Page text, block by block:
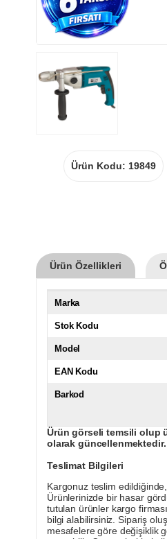
Ürün Kodu: 19849
Ürün Özellikleri
Marka
Stok Kodu
Model
EAN Kodu
Barkod
Ürün görseli temsili olup
olarak
Teslimat Bilgileri
Kargonuz teslim
Ürünlerinizde bir hasar
tutulan ürünler kargo
bilgi alabilirsiniz. Sipariş
mesafelere göre değişiklik